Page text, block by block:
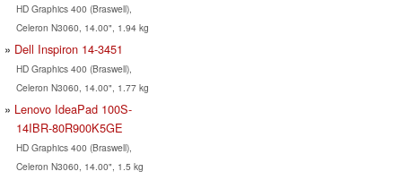
HD Graphics 400 (Braswell),
Celeron N3060, 14.00", 1.94 kg
Dell Inspiron 14-3451
HD Graphics 400 (Braswell),
Celeron N3060, 14.00", 1.77 kg
Lenovo IdeaPad 100S-
14IBR-80R900K5GE
HD Graphics 400 (Braswell),
Celeron N3060, 14.00", 1.5 kg